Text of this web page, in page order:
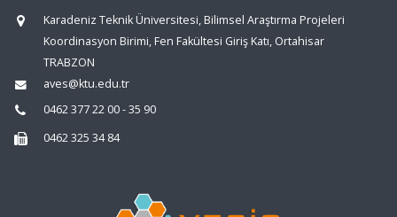
Karadeniz Teknik Üniversitesi, Bilimsel Araştırma Projeleri
Koordinasyon Birimi, Fen Fakültesi Giriş Katı, Ortahisar
TRABZON
aves@ktu.edu.tr
0462 377 22 00 - 35 90
0462 325 34 84